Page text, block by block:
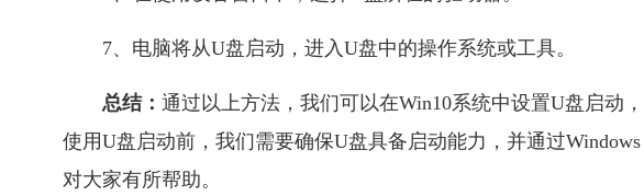
7、电脑将从U盘启动，进入U盘中的操作系统或工具。
总结： 通过以上方法，我们可以在Win10系统中设置U盘启动
使用U盘启动前，我们需要确保U盘具备启动能力，并通过
对大家有所帮助。